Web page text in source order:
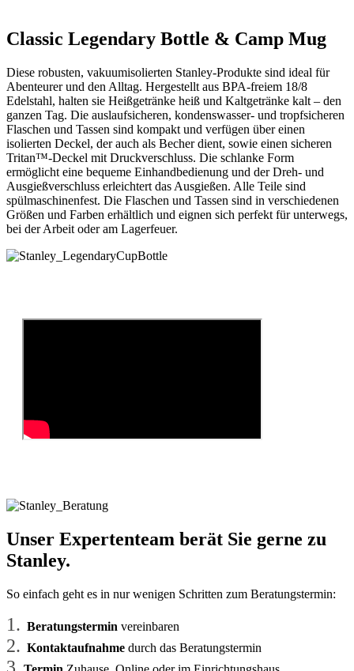
Classic Legendary Bottle & Camp Mug
Diese robusten, vakuumisolierten Stanley-Produkte sind ideal für
Abenteurer und den Alltag. Hergestellt aus BPA-freiem 18/8
Edelstahl, halten sie Heißgetränke heiß und Kaltgetränke kalt – den
ganzen Tag. Die auslaufsicheren, kondenswasser- und tropfsicheren
Flaschen und Tassen sind kompakt und verfügen über einen
isolierten Deckel, der auch als Becher dient, sowie einen sicheren
Tritan™-Deckel mit Druckverschluss. Die schlanke Form
ermöglicht eine bequeme Einhandbedienung und der Dreh- und
Ausgießverschluss erleichtert das Ausgießen. Alle Teile sind
spülmaschinenfest. Die Flaschen und Tassen sind in verschiedenen
Größen und Farben erhältlich und eignen sich perfekt für unterwegs,
bei der Arbeit oder am Lagerfeuer.
Unser Expertenteam berät Sie gerne zu
Stanley.
So einfach geht es in nur wenigen Schritten zum Beratungstermin:
1. Beratungstermin vereinbaren
2. Kontaktaufnahme durch das Beratungstermin